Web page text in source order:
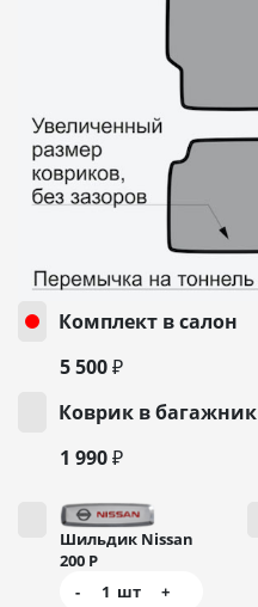
Комплект в салон
5 500 ₽
Коврик в багажник
1 990 ₽
Шильдик Nissan
200 Р
-
1 шт +